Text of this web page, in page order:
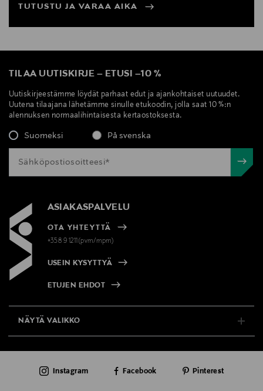
TUTUSTU JA VARAA AIKA
TILAA UUTISKIRJE – ETUSI –10 %
Uutiskirjeestämme löydät parhaat edut ja ajankohtaiset uutuudet.
Uutena tilaajana lähetämme sinulle etukoodin, jolla saat 10 %:n
alennuksen normaalihintaisesta kertaostoksesta.
Suomeksi På svenska
ASIAKASPALVELU
OTA YHTEYTTÄ
+358 9 1211(pvm/mpm)
USEIN KYSYTTYÄ
ETUJEN EHDOT
NÄYTÄ VALIKKO
AJANKOHTAISTA
Instagram Facebook Pinterest